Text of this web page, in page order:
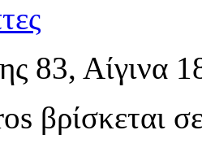
83, Αίγινα
βρίσκεται